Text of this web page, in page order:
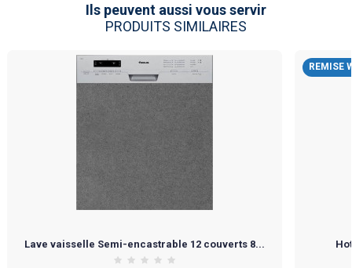
Ils peuvent aussi vous servir
PRODUITS SIMILAIRES
Lave vaisselle Semi-encastrable 12 couverts 8...
REMISE